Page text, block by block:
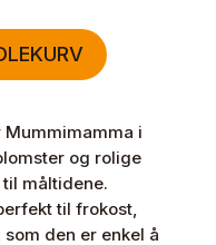
i
og rolige
måltidene.
til frokost,
den er enkel å